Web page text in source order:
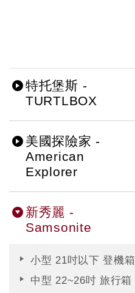
特托堡斯 -
TURTLBOX
美國探險家 -
American
Explorer
新秀麗 -
Samsonite
小型 21吋以下 登機箱
中型 22~26吋 旅行箱